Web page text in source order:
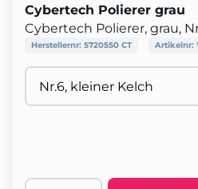
Cybertech Polierer grau
Cybertech Polierer, grau,
Herstellernr: 5720550 CT Artikelnr: